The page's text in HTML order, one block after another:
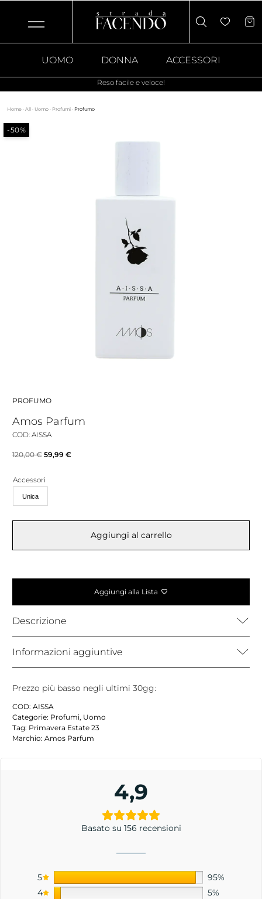
UOMO DONNA ACCESSORI
Reso facile e veloce!
Home · All · Uomo · Profumi · Profumo
-50%
PROFUMO
Amos Parfum
COD: AISSA
120,00€ Il
originale
era:
59,99 €Il
Accessori
Unica
Aggiungi al carrello
Aggiungi alla Lista
Descrizione
Informazioni aggiuntive
Prezzo più basso negli ultimi 30gg:
COD: AISSA
Categorie: Profumi, Uomo
Tag: Primavera Estate 23
Marchio: Amos Parfum
4,9
Basato su 156 recensioni
5
95%
4
5%